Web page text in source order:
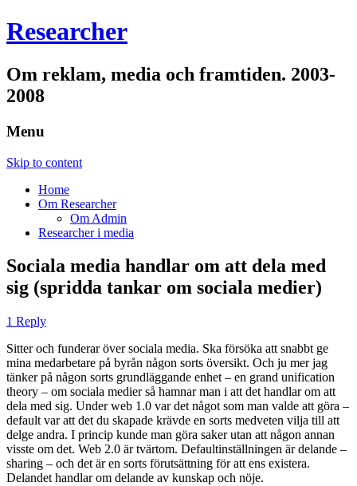
Researcher
Om reklam, media och framtiden. 2003-
2008
Menu
Skip to content
Home
Om Researcher
Om Admin
Researcher i media
Sociala media handlar om att dela med
sig (spridda tankar om sociala medier)
1 Reply
Sitter och funderar över sociala media. Ska försöka att snabbt ge
mina medarbetare på byrån någon sorts översikt. Och ju mer jag
tänker på någon sorts grundläggande enhet – en grand unification
theory – om sociala medier så hamnar man i att det handlar om att
dela med sig. Under web 1.0 var det något som man valde att göra –
default var att det du skapade krävde en sorts medveten vilja till att
delge andra. I princip kunde man göra saker utan att någon annan
visste om det. Web 2.0 är tvärtom. Defaultinställningen är delande –
sharing – och det är en sorts förutsättning för att ens existera.
Delandet handlar om delande av kunskap och nöje.